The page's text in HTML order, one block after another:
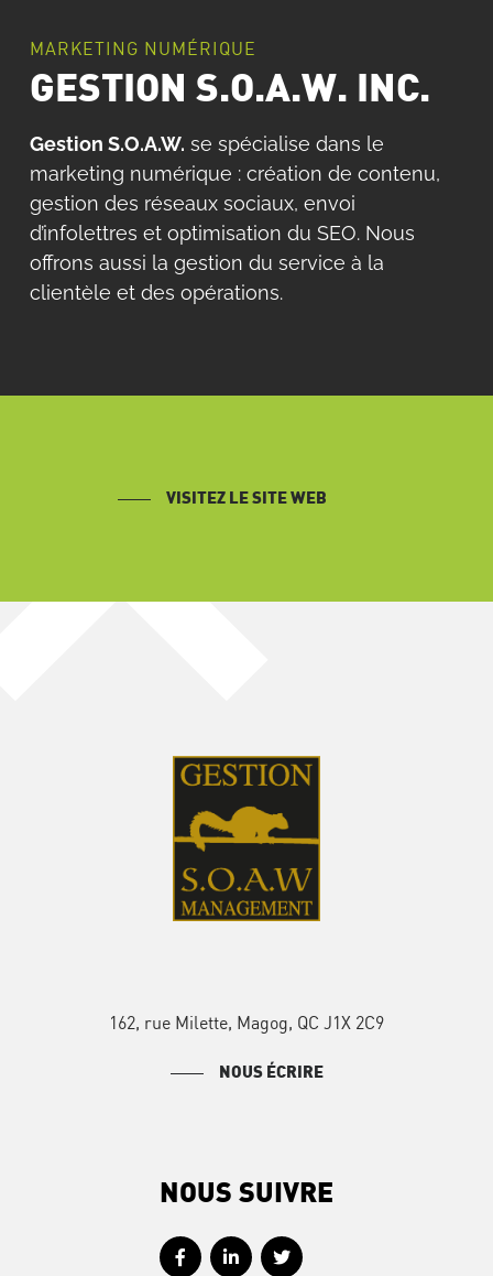
MARKETING NUMÉRIQUE
GESTION S.O.A.W. INC.
Gestion S.O.A.W. se spécialise dans le
marketing numérique : création de contenu,
gestion des réseaux sociaux, envoi
d’infolettres et optimisation du SEO. Nous
offrons aussi la gestion du service à la
clientèle et des opérations.
VISITEZ LE SITE WEB
162, rue Milette, Magog, QC J1X 2C9
NOUS ÉCRIRE
NOUS SUIVRE